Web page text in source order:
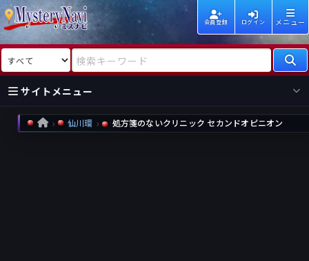
会員登録 ログイン メニュー
検索対象 検索キーワード
サイトメニュー
国内
海外
新着
新刊
HOME 仙川環 処方箋のないクリニック セカンドオピニオン